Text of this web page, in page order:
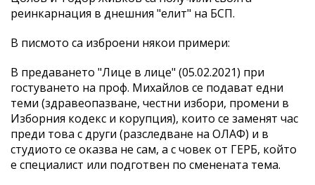
реинкарнация в днешния "елит" на БСП.
В писмото са изброени някои примери:
В предаването "Лице в лице" (05.02.2021) при
гостуването на проф. Михайлов се подават едни
теми (здравеопазване, честни избори, промени в
Изборния кодекс и корупция), които се заменят час
преди това с други (разследване на ОЛАФ) и в
студиото се оказва не сам, а с човек от ГЕРБ, който
е специалист или подготвен по сменената тема.